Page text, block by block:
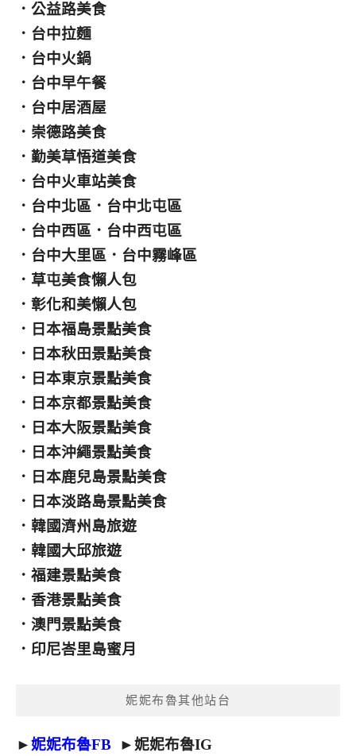
． 公益路美食
． 台中拉麵
． 台中火鍋
． 台中早午餐
． 台中居酒屋
． 崇德路美食
． 勤美草悟道美食
． 台中火車站美食
． 台中北區 ． 台中北屯區
． 台中西區 ． 台中西屯區
． 台中大里區 ． 台中霧峰區
． 草屯美食懶人包
． 彰化和美懶人包
． 日本福島景點美食
． 日本秋田景點美食
． 日本東京景點美食
． 日本京都景點美食
． 日本大阪景點美食
． 日本沖繩景點美食
． 日本鹿兒島景點美食
． 日本淡路島景點美食
． 韓國濟州島旅遊
． 韓國大邱旅遊
． 福建景點美食
． 香港景點美食
． 澳門景點美食
． 印尼峇里島蜜月
妮妮布魯其他站台
►妮妮布魯FB ►妮妮布魯IG